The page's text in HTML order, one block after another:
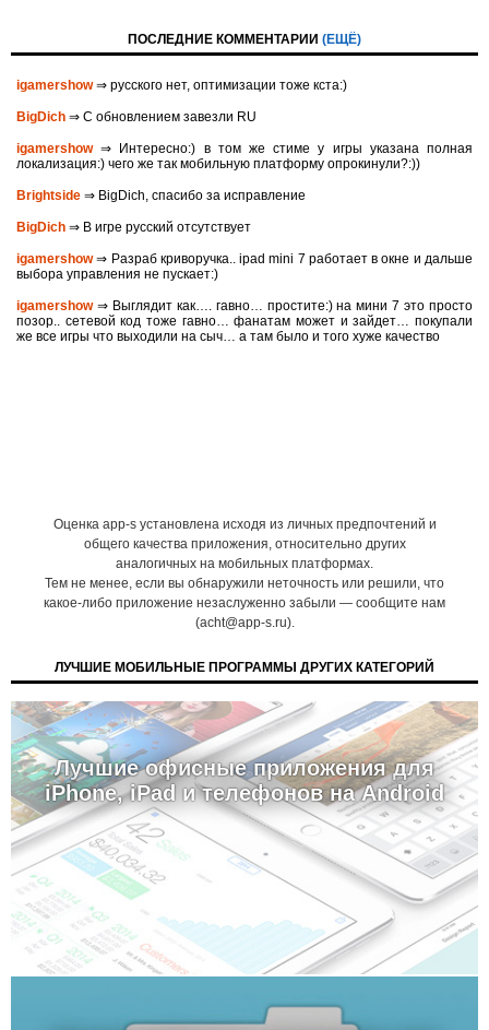
ПОСЛЕДНИЕ КОММЕНТАРИИ (ЕЩЁ)
igamershow⇒ русского нет, оптимизации тоже кста:)
BigDich ⇒ С обновлением завезли RU
igamershow⇒ Интересно:) в том же стиме у игры указана полная
локализация:) чего же так мобильную платформу опрокинули?:))
Brightside ⇒ BigDich, спасибо за исправление
BigDich ⇒ В игре русский отсутствует
igamershow⇒ Разраб криворучка.. ipad mini 7 работает в окне и дальше
выбора управления не пускает:)
igamershow⇒ Выглядит как…. гавно… простите:) на мини 7 это просто
позор.. сетевой код тоже гавно… фанатам может и зайдет… покупали
же все игры что выходили на сыч… а там было и того хуже качество
Оценка app-s установлена исходя из личных предпочтений и
общего качества приложения, относительно других
аналогичных на мобильных платформах.
Тем не менее, если вы обнаружили неточность или решили, что
какое-либо приложение незаслуженно забыли — сообщите нам
(acht@app-s.ru).
ЛУЧШИЕ МОБИЛЬНЫЕ ПРОГРАММЫ ДРУГИХ КАТЕГОРИЙ
Лучшие офисные приложения для
iPhone, iPad и телефонов на Android